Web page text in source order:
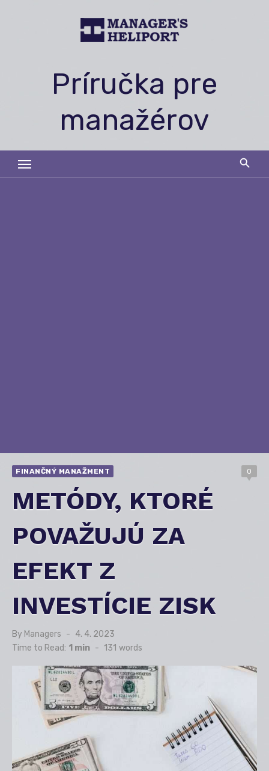
Príručka pre
manažérov
FINANČNÝ MANAŽMENT 0
METÓDY, KTORÉ
POVAŽUJÚ ZA
EFEKT Z
INVESTÍCIE ZISK
By Managers
Posted
on
4. 4. 2023
Time to Read: 1 min - 131 words